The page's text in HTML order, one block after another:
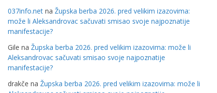
037info.net na Župska berba 2026. pred velikim izazovima:
može li Aleksandrovac sačuvati smisao svoje najpoznatije
manifestacije?
Gile na Župska berba 2026. pred velikim izazovima: može li
Aleksandrovac sačuvati smisao svoje najpoznatije
manifestacije?
drakče na Župska berba 2026. pred velikim izazovima: može li